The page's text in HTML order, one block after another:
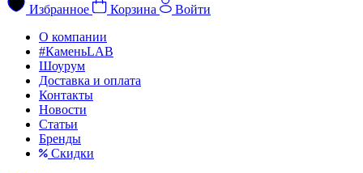
Избранное Корзина
Войти
О компании
#КаменьLAB
Шоурум
Доставка и оплата
Контакты
Новости
Статьи
Бренды
Скидки